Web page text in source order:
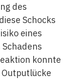
des
Schocks
eines
konnte